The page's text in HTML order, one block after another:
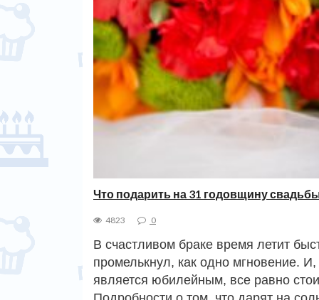
Что подарить на 31 годовщину
4823 0
В счастливом браке время летит
промелькнул, как одно мгновение.
является юбилейным, все равно